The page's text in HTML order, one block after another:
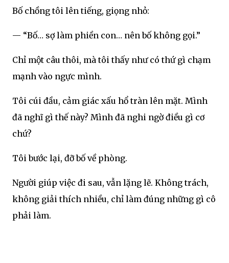
Bố chồng tôi lên tiếng, giọng nhỏ:
— “Bố… sợ làm phiền con… nên bố không gọi.”
Chỉ một câu thôi, mà tôi thấy như có thứ gì chạm
mạnh vào ngực mình.
Tôi cúi đầu, cảm giác xấu hổ tràn lên mặt. Mình
đã nghĩ gì thế này? Mình đã nghi ngờ điều gì cơ
chứ?
Tôi bước lại, đỡ bố về phòng.
Người giúp việc đi sau, vẫn lặng lẽ. Không trách,
không giải thích nhiều, chỉ làm đúng những gì cô
phải làm.